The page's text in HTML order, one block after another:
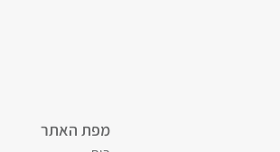
מפת האתר